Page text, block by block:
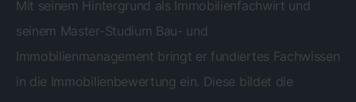
Mit seinem Hintergrund als Immobilienfachwirt und
seinem Master-Studium Bau- und
Immobilienmanagement bringt er fundiertes Fachwissen
in die Immobilienbewertung ein. Diese bildet die